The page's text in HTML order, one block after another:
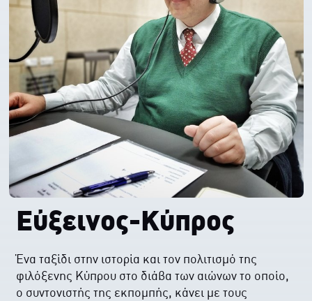
Εύξεινος-Κύπρος
Ένα ταξίδι στην ιστορία και τον πολιτισμό της
φιλόξενης Κύπρου στο διάβα των αιώνων το οποίο,
ο συντονιστής της εκπομπής, κάνει με τους